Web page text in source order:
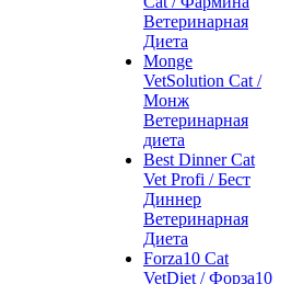
Ветеринарная
Диета
Monge
VetSolution Cat /
Монж
Ветеринарная
диета
Best Dinner Cat
Vet Profi / Бест
Диннер
Ветеринарная
Диета
Forza10 Cat
VetDiet / Форза10